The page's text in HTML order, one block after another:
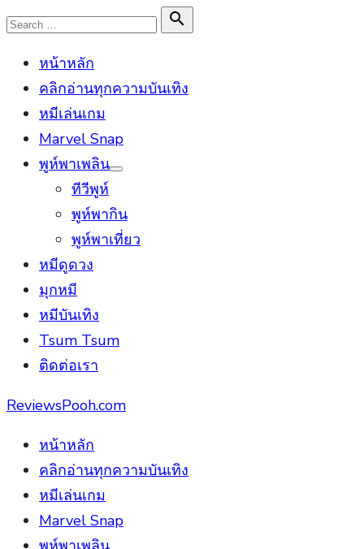
Skip
content
Search

Search
หน้าหลัก
คลิกอ่านทุกความบันเทิง
หมีเล่นเกม
Marvel Snap
พูห์พาเพลิน
Show
ทีวีพูห์
พูห์พากิน
พูห์พาเที่ยว
หมีดูดวง
มุกหมี
หมีบันเทิง
Tsum Tsum
ติดต่อเรา
ReviewsPooh.com
หน้าหลัก
คลิกอ่านทุกความบันเทิง
หมีเล่นเกม
Marvel Snap